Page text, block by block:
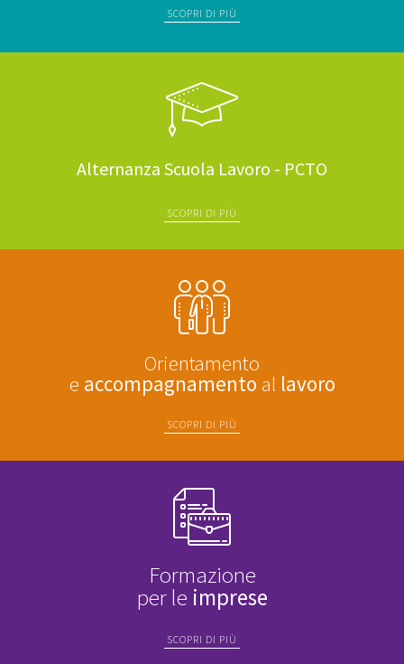
SCOPRI DI PIÙ
Alternanza Scuola Lavoro - PCTO
SCOPRI DI PIÙ
Orientamento
e accompagnamento al lavoro
SCOPRI DI PIÙ
Formazione
per le imprese
SCOPRI DI PIÙ